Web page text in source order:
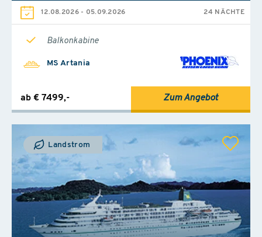
12.08.2026- 05.09.2026 24 NÄCHTE
Balkonkabine
MS Artania
ab € 7499,- Zum Angebot
Landstrom